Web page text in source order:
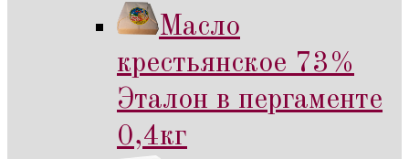
Масло
крестьянское 73%
Эталон в пергаменте
0,4кг